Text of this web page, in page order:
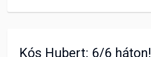
Kós Hubert: 6/6 háton!